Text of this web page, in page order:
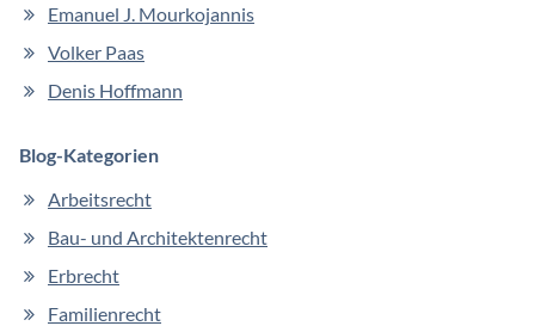
Emanuel J. Mourkojannis
Volker Paas
Denis Hoffmann
Blog-Kategorien
Arbeitsrecht
Bau- und Architektenrecht
Erbrecht
Familienrecht